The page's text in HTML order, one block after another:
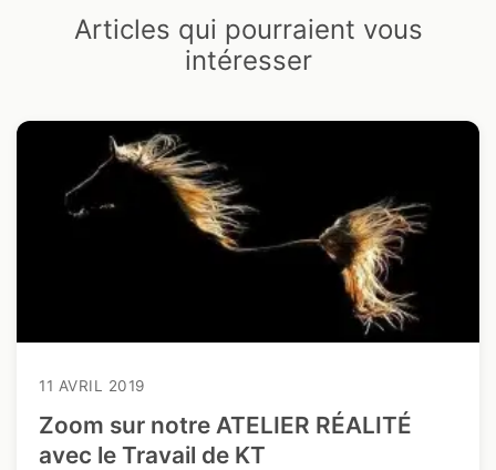
Articles qui pourraient vous
intéresser
11 AVRIL 2019
Zoom sur notre ATELIER RÉALITÉ
avec le Travail de KT